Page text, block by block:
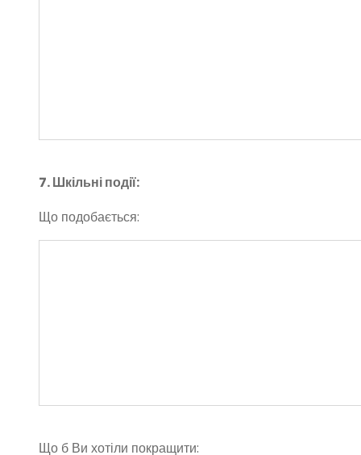
7. Шкільні події:
Що подобається:
Що б Ви хотіли покращити: